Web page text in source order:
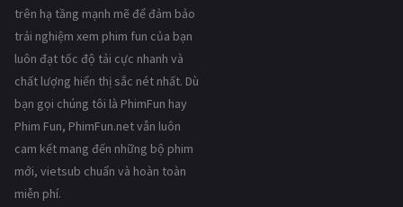
trên hạ tầng mạnh mẽ để đảm bảo
trải nghiệm xem phim fun của bạn
luôn đạt tốc độ tải cực nhanh và
chất lượng hiển thị sắc nét nhất. Dù
bạn gọi chúng tôi là PhimFun hay
Phim Fun, PhimFun.net vẫn luôn
cam kết mang đến những bộ phim
mới, vietsub chuẩn và hoàn toàn
miễn phí.